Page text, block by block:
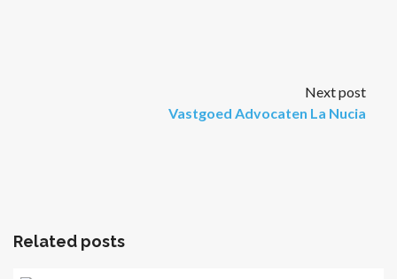
Next post
Vastgoed Advocaten La Nucia
Related posts